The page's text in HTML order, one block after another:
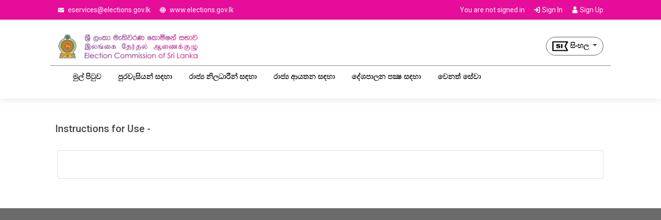
eservices@elections.gov.lk www.elections.gov.lk You are not signed in Sign In Sign Up
සිංහල
මුල් පිටුව පුරවැසියන් සඳහා රාජ්‍ය නිලධාරීන් සඳහා රාජ්‍ය ආයතන සඳහා දේශපාලන පක්‍ෂ සඳහා වෙනත් සේවා
Instructions for Use -